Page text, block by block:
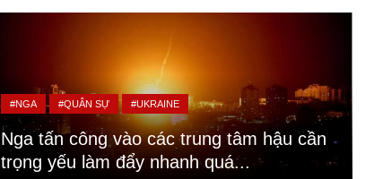
#NGA #QUÂN SỰ #UKRAINE
Nga tấn công vào các trung tâm hậu cần
trọng yếu làm đẩy nhanh quá...